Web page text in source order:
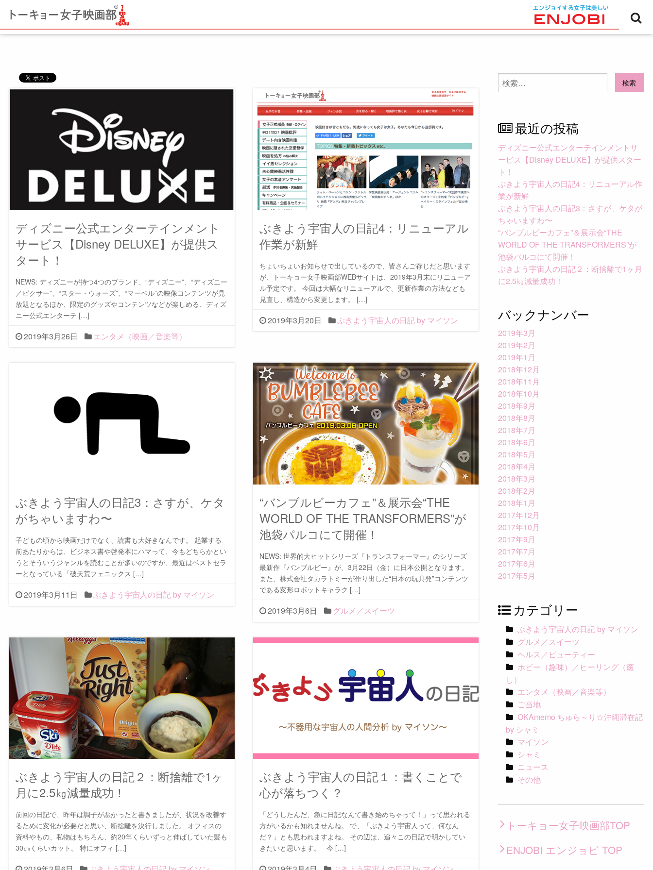
テ
ディズニー公式エンターテインメント
サービス【Disney DELUXE】が提供ス
タート！
NEWS: ディズニーが持つ4つのブランド、“ディズニー”、“ディズニー
／ピクサー”、“スター・ウォーズ”、“マーベル”の映像コンテンツが見
放題となるほか、限定のグッズやコンテンツなどが楽しめる、ディズ
ニー公式エンターテ […]
2019年3月26日 エンタメ（映画／音楽等）
ぶきよう宇宙人の日記4：リニューアル
作業が新鮮
ちょいちょいお知らせで出しているので、皆さんご存じだと思います
が、トーキョー女子映画部WEBサイトは、2019年3月末にリニューア
ル予定です。 今回は大幅なリニューアルで、更新作業の方法なども
見直し、構造から変更します。 […]
2019年3月20日 ぶきよう宇宙人の日記 by マイソン
ぶきよう宇宙人の日記3：さすが、ケタ
がちゃいますわ〜
子どもの頃から映画だけでなく、読書も大好きなんです。 起業する
前あたりからは、ビジネス書や啓発本にハマって、今もどちらかとい
うとそういうジャンルを読むことが多いのですが、最近はベストセラ
ーとなっている「破天荒フェニックス […]
2019年3月11日 ぶきよう宇宙人の日記 by マイソン
“バンブルビーカフェ”＆展示会“THE
WORLD OF THE TRANSFORMERS”が
池袋パルコにて開催！
NEWS: 世界的大ヒットシリーズ『トランスフォーマー』のシリーズ
最新作『バンブルビー』が、3月22日（金）に日本公開となります。
また、株式会社タカラトミーが作り出した“日本の玩具発”コンテンツ
である変形ロボットキャラク […]
2019年3月6日 グルメ／スイーツ
ぶきよう宇宙人の日記２：断捨離で1ヶ
月に2.5㎏減量成功！
前回の日記で、昨年は調子が悪かったと書きましたが、状況を改善す
るために変化が必要だと思い、断捨離を決行しました。 オフィスの
資料やもの、私物はもちろん、約20年くらいずっと伸ばしていた髪も
30㎝くらいカット。 特にオフィ […]
ぶきよう宇宙人の日記１：書くことで
心が落ちつく？
「どうしたんだ、急に日記なんて書き始めちゃって！」って思われる
方がいるかも知れませんね。 で、「ぶきよう宇宙人って、何なん
だ？」とも思われますよね。 その辺は、追々この日記で明かしてい
きたいと思います。 今 […]
検
索:
最近の投稿
ディズニー公式エンターテインメントサ
ービス【Disney DELUXE】が提供スター
ト！
ぶきよう宇宙人の日記4：リニューアル作
業が新鮮
ぶきよう宇宙人の日記3：さすが、ケタが
ちゃいますわ〜
“バンブルビーカフェ”＆展示会“THE
WORLD OF THE TRANSFORMERS”が
池袋パルコにて開催！
ぶきよう宇宙人の日記２：断捨離で1ヶ月
に2.5㎏減量成功！
バックナンバー
2019年3月
2019年2月
2019年1月
2018年12月
2018年11月
2018年10月
2018年9月
2018年8月
2018年7月
2018年6月
2018年5月
2018年4月
2018年3月
2018年2月
2018年1月
2017年12月
2017年10月
2017年9月
2017年7月
2017年6月
2017年5月
カテゴリー
ぶきよう宇宙人の日記 by マイソン
グルメ／スイーツ
ヘルス／ビューティー
ホビー（趣味）／ヒーリング（癒
し）
エンタメ（映画／音楽等）
ご当地
OKAmemo ちゅら～り☆沖縄滞在記
by シャミ
マイソン
シャミ
ニュース
その他
トーキョー女子映画部TOP
ENJOBI エンジョビ TOP